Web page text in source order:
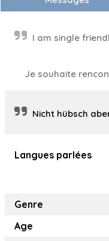
I am single
Je souhaite
Nicht hübsch
Langues parlées
Genre
Age